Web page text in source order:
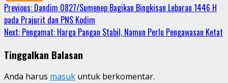
Continue
Reading
Previous: Dandim 0827/Sumenep Bagikan Bingkisan Lebaran 1446 H
pada Prajurit dan PNS Kodim
Next: Pengamat: Harga Pangan Stabil, Namun Perlu Pengawasan Ketat
Tinggalkan Balasan
Anda harus masuk untuk berkomentar.